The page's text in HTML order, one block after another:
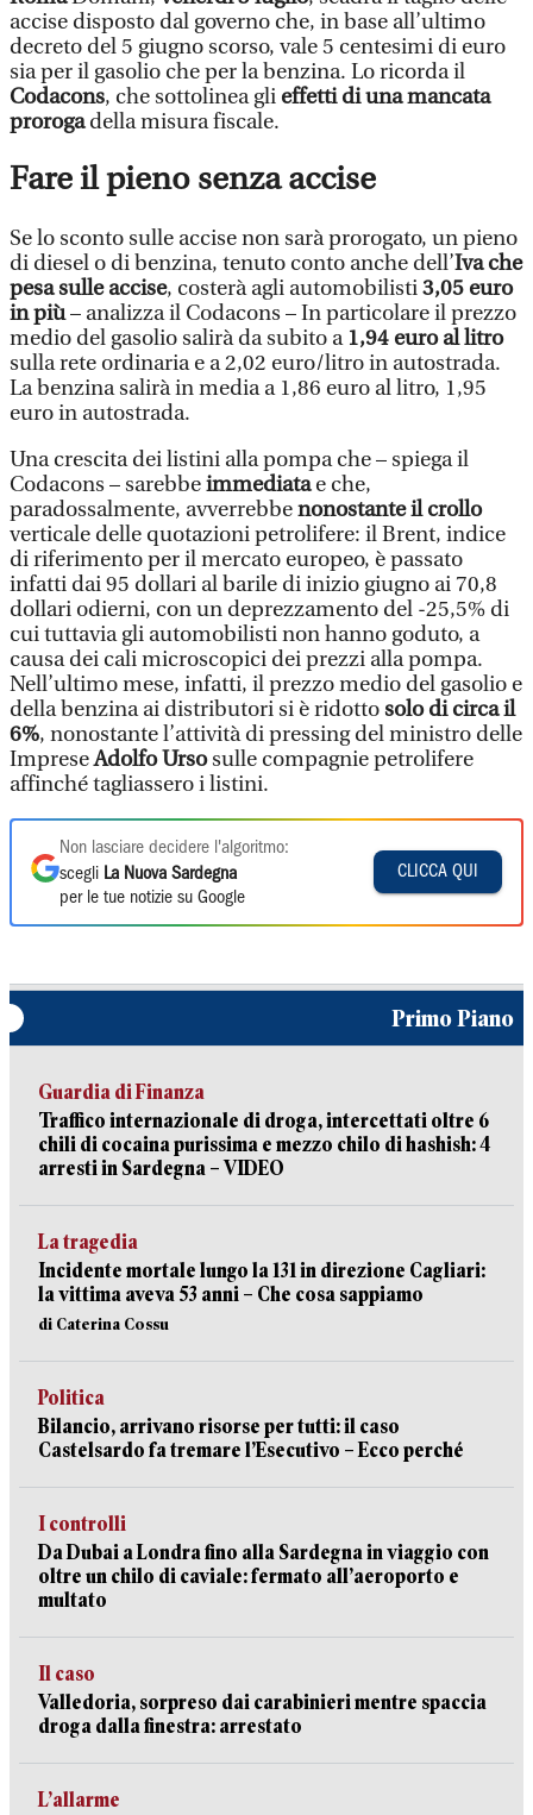
accise disposto dal governo che, in base all’ultimo
decreto del 5 giugno scorso, vale 5 centesimi di euro
sia per il gasolio che per la benzina. Lo ricorda il
Codacons, che sottolinea gli effetti di una mancata
prorogadella misura fiscale.
Fare il pieno senza accise
Se lo sconto sulle accise non sarà prorogato, un pieno
di diesel o di benzina, tenuto conto anche dell’Iva che
pesa sulle accise, costerà agli automobilisti3,05 euro
in più– analizza il Codacons – In particolare il prezzo
medio del gasolio salirà da subito a 1,94 euro al litro
sulla rete ordinaria e a 2,02 euro/litro in autostrada.
La benzina salirà in media a 1,86 euro al litro, 1,95
euro in autostrada.
Una crescita dei listini alla pompa che – spiega il
Codacons – sarebbeimmediatae che,
paradossalmente, avverrebbenonostante il crollo
verticale delle quotazioni petrolifere: il Brent, indice
di riferimento per il mercato europeo, è passato
infatti dai 95 dollari al barile di inizio giugno ai 70,8
dollari odierni, con un deprezzamento del -25,5% di
cui tuttavia gli automobilisti non hanno goduto, a
causa dei cali microscopici dei prezzi alla pompa.
Nell’ultimo mese, infatti, il prezzo medio del gasolio e
della benzina ai distributori si è ridottosolo di circa il
6%, nonostante l’attività di pressing del ministro delle
ImpreseAdolfo Ursosulle compagnie petrolifere
affinché tagliassero i listini.
Non lasciare decidere l'algoritmo:
scegli La Nuova Sardegna
per le tue notizie su Google
CLICCA QUI
Primo Piano
Guardia di Finanza
Traffico internazionale di droga, intercettati oltre 6
chili di cocaina purissima e mezzo chilo di hashish: 4
arresti in Sardegna – VIDEO
La tragedia
Incidente mortale lungo la 131 in direzione Cagliari:
la vittima aveva 53 anni – Che cosa sappiamo
di Caterina Cossu
Politica
Bilancio, arrivano risorse per tutti: il caso
Castelsardo fa tremare l’Esecutivo – Ecco perché
I controlli
Da Dubai a Londra fino alla Sardegna in viaggio con
oltre un chilo di caviale: fermato all’aeroporto e
multato
Il caso
Valledoria, sorpreso dai carabinieri mentre spaccia
droga dalla finestra: arrestato
L’allarme